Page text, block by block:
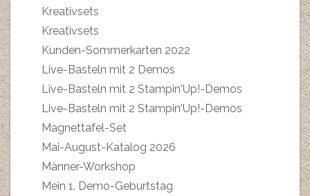
Kreativsets
Kreativsets
Kunden-Sommerkarten 2022
Live-Basteln mit 2 Demos
Live-Basteln mit 2 Stampin'Up!-Demos
Live-Basteln mit 2 Stampin'Up!-Demos
Magnettafel-Set
Mai-August-Katalog 2026
Männer-Workshop
Mein 1. Demo-Geburtstag